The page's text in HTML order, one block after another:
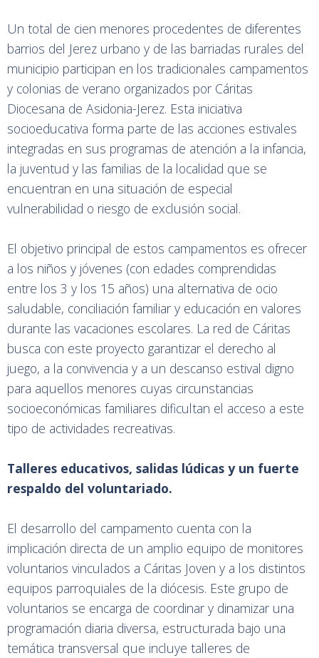
Un total de cien menores procedentes de diferentes
barrios del Jerez urbano y de las barriadas rurales del
municipio participan en los tradicionales campamentos
y colonias de verano organizados por Cáritas
Diocesana de Asidonia-Jerez. Esta iniciativa
socioeducativa forma parte de las acciones estivales
integradas en sus programas de atención a la infancia,
la juventud y las familias de la localidad que se
encuentran en una situación de especial
vulnerabilidad o riesgo de exclusión social.
El objetivo principal de estos campamentos es ofrecer
a los niños y jóvenes (con edades comprendidas
entre los 3 y los 15 años) una alternativa de ocio
saludable, conciliación familiar y educación en valores
durante las vacaciones escolares. La red de Cáritas
busca con este proyecto garantizar el derecho al
juego, a la convivencia y a un descanso estival digno
para aquellos menores cuyas circunstancias
socioeconómicas familiares dificultan el acceso a este
tipo de actividades recreativas.
Talleres educativos, salidas lúdicas y un fuerte
respaldo del voluntariado.
El desarrollo del campamento cuenta con la
implicación directa de un amplio equipo de monitores
voluntarios vinculados a Cáritas Joven y a los distintos
equipos parroquiales de la diócesis. Este grupo de
voluntarios se encarga de coordinar y dinamizar una
programación diaria diversa, estructurada bajo una
temática transversal que incluye talleres de